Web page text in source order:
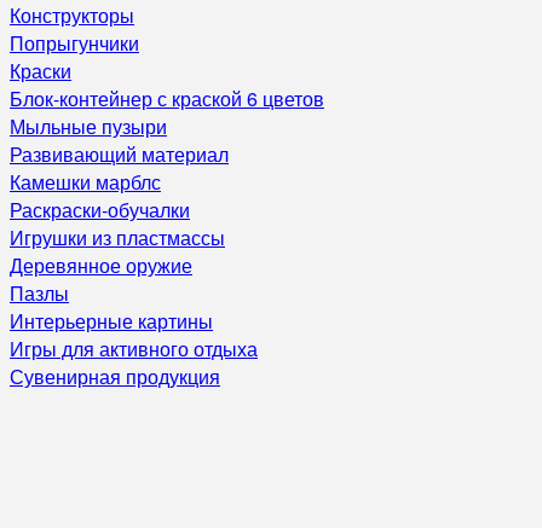
Конструкторы
Попрыгунчики
Краски
Блок-контейнер с краской 6 цветов
Мыльные пузыри
Развивающий материал
Камешки марблс
Раскраски-обучалки
Игрушки из пластмассы
Деревянное оружие
Пазлы
Интерьерные картины
Игры для активного отдыха
Сувенирная продукция